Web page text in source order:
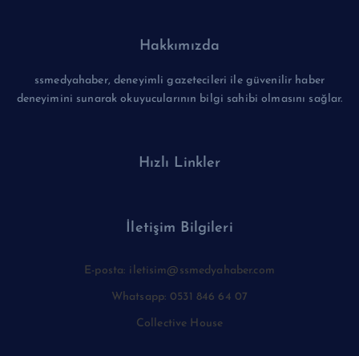
Hakkımızda
ssmedyahaber, deneyimli gazetecileri ile güvenilir haber
deneyimini sunarak okuyucularının bilgi sahibi olmasını sağlar.
Hızlı Linkler
İletişim Bilgileri
E-posta: iletisim@ssmedyahaber.com
Whatsapp: 0531 846 64 07
Collective House